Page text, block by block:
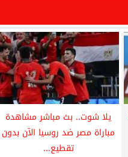
يلا شوت.. بث مباشر مشاهدة
مباراة مصر ضد روسيا الآن بدون
تقطيع...